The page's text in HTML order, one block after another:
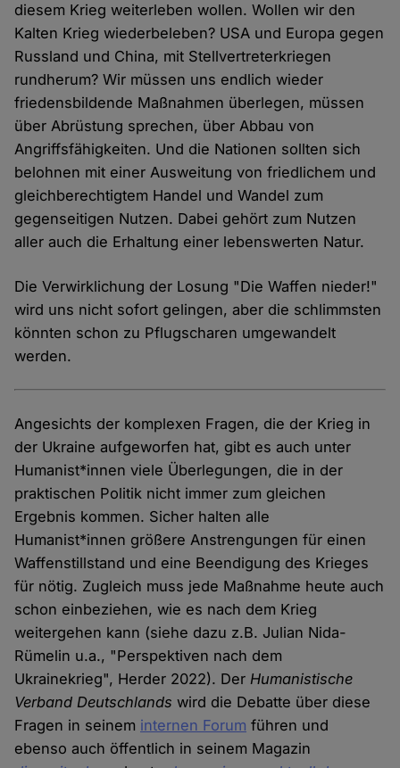
diesem Krieg weiterleben wollen. Wollen wir den
Kalten Krieg wiederbeleben? USA und Europa gegen
Russland und China, mit Stellvertreterkriegen
rundherum? Wir müssen uns endlich wieder
friedensbildende Maßnahmen überlegen, müssen
über Abrüstung sprechen, über Abbau von
Angriffsfähigkeiten. Und die Nationen sollten sich
belohnen mit einer Ausweitung von friedlichem und
gleichberechtigtem Handel und Wandel zum
gegenseitigen Nutzen. Dabei gehört zum Nutzen
aller auch die Erhaltung einer lebenswerten Natur.
Die Verwirklichung der Losung "Die Waffen nieder!"
wird uns nicht sofort gelingen, aber die schlimmsten
könnten schon zu Pflugscharen umgewandelt
werden.
Angesichts der komplexen Fragen, die der Krieg in
der Ukraine aufgeworfen hat, gibt es auch unter
Humanist*innen viele Überlegungen, die in der
praktischen Politik nicht immer zum gleichen
Ergebnis kommen. Sicher halten alle
Humanist*innen größere Anstrengungen für einen
Waffenstillstand und eine Beendigung des Krieges
für nötig. Zugleich muss jede Maßnahme heute auch
schon einbeziehen, wie es nach dem Krieg
weitergehen kann (siehe dazu z.B. Julian Nida-
Rümelin u.a., "Perspektiven nach dem
Ukrainekrieg", Herder 2022). DerHumanistische
Verband Deutschlandswird die Debatte über diese
Fragen in seinem internen Forum führen und
ebenso auch öffentlich in seinem Magazin